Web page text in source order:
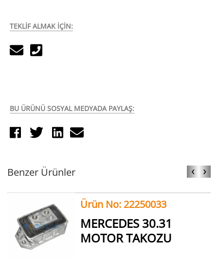
TEKLİF ALMAK İÇİN:
BU ÜRÜNÜ SOSYAL MEDYADA PAYLAŞ:
Benzer Ürünler ‹ ›
Ürün No: 22250033
MERCEDES 30.31
MOTOR TAKOZU